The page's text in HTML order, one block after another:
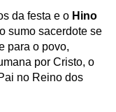
da festa e o Hino
sumo sacerdote se
para o povo,
por Cristo, o
no Reino dos